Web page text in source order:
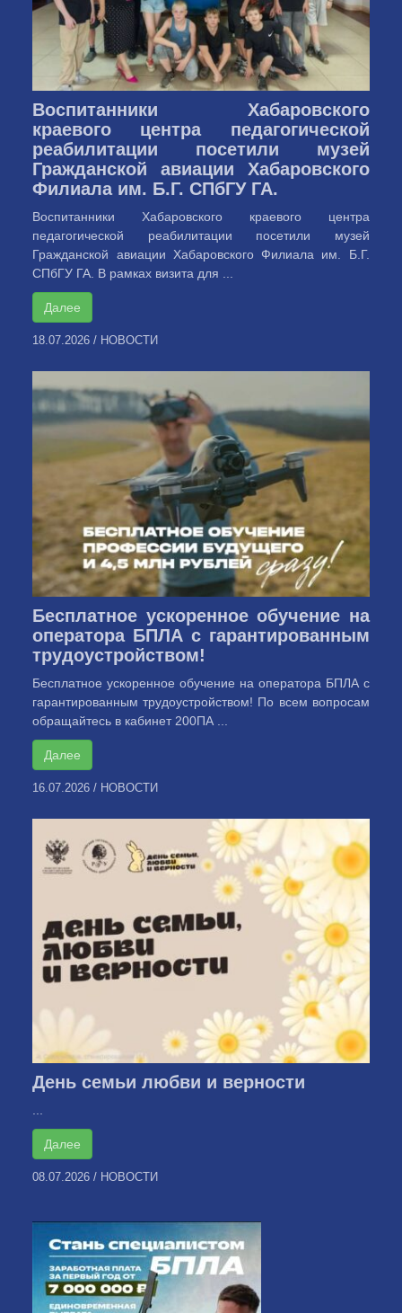
Воспитанники Хабаровского
краевого центра педагогической
реабилитации посетили музей
Гражданской авиации Хабаровского
Филиала им. Б.Г. СПбГУ ГА.
Воспитанники Хабаровского краевого центра
педагогической реабилитации посетили музей
Гражданской авиации Хабаровского Филиала им. Б.Г.
СПбГУ ГА. В рамках визита для ...
Далее
18.07.2026 / НОВОСТИ
Бесплатное ускоренное обучение на
оператора БПЛА с гарантированным
трудоустройством!
Бесплатное ускоренное обучение на оператора БПЛА с
гарантированным трудоустройством! По всем вопросам
обращайтесь в кабинет 200ПА ...
Далее
16.07.2026 / НОВОСТИ
День семьи любви и верности
Далее
08.07.2026 / НОВОСТИ